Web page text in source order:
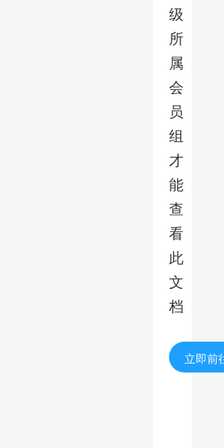
级
所
属
会
员
组
才
能
查
看
此
文
档
立即前